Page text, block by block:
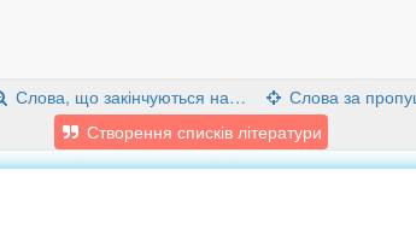
Слова, що закінчуються на… Слова за
Створення списків літератури